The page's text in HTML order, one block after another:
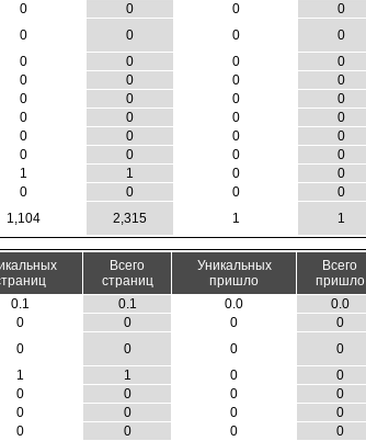
0 0 0 0
0 0 0 0
0 0 0 0
0 0 0 0
0 0 0 0
0 0 0 0
0 0 0 0
0 0 0 0
1 1 0 0
0 0 0 0
1,104 2,315 1 1
Всего
страниц
Уникальных
пришло
Всего
пришло
0.1 0.1 0.0 0.0
0 0 0 0
0 0 0 0
1 1 0 0
0 0 0 0
0 0 0 0
0 0 0 0